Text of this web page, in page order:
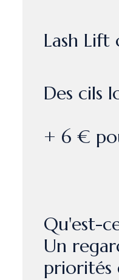
Lash Lift
Des cils
+ 6 €
Qu'est-
Un
priorités